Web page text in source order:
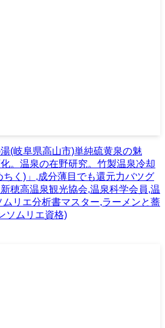
(岐阜県高山市)単純硫黄泉の魅
。温泉の在野研究。竹製温泉冷却
ちく)」,成分薄目でも還元力バツグ
穂高温泉観光協会,温泉科学会員,温
ムリエ分析書マスター,ラーメンと蕎
ソムリエ資格)